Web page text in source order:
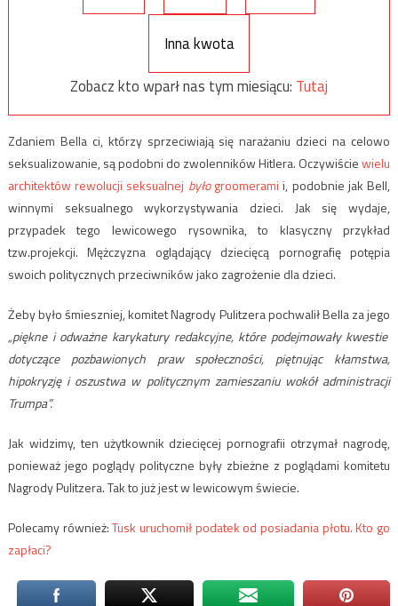
Inna kwota
Zobacz kto wparł nas tym miesiącu: Tutaj
Zdaniem Bella ci, którzy sprzeciwiają się narażaniu dzieci na celowo
seksualizowanie, są podobni do zwolenników Hitlera. Oczywiściewielu
architektów rewolucji seksualnej byłogroomerami i, podobnie jak Bell,
winnymi seksualnego wykorzystywania dzieci.
Jak się wydaje,
przypadek tego lewicowego rysownika, to klasyczny przykład
tzw.projekcji. Mężczyzna oglądający dziecięcą pornografię potępia
swoich politycznych przeciwników jako zagrożenie dla dzieci.
Żeby było śmieszniej, komitet Nagrody Pulitzera pochwalił Bella za jego
„piękne i odważne karykatury redakcyjne, które podejmowały kwestie
dotyczące pozbawionych praw społeczności, piętnując kłamstwa,
hipokryzję i oszustwa w politycznym zamieszaniu wokół administracji
Trumpa”.
Jak widzimy, ten użytkownik dziecięcej pornografii otrzymał nagrodę,
ponieważ jego poglądy polityczne były zbieżne z poglądami komitetu
Nagrody Pulitzera.Tak to już jest w lewicowym świecie.
Polecamy również:Tusk uruchomił podatek od posiadania płotu. Kto go
zapłaci?